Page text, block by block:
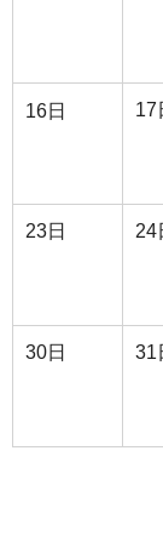
16日 17
23日 24
30日 31